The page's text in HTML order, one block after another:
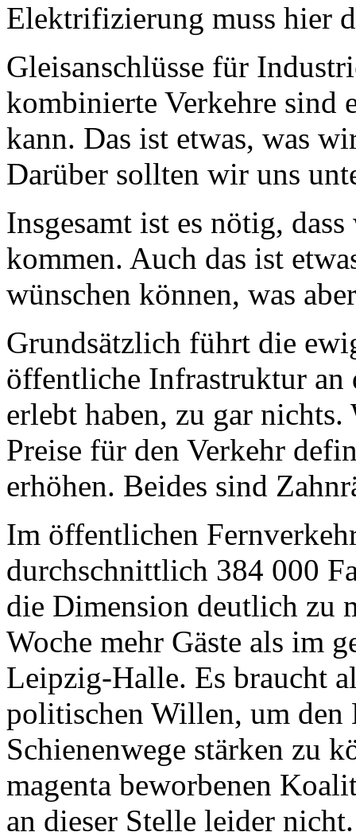
Elektrifizierung muss hier
Gleisanschlüsse für
kombinierte Verkehre sind
kann. Das ist etwas, was
Darüber sollten wir uns
Insgesamt ist es nötig,
kommen. Auch das ist
wünschen können, was
Grundsätzlich führt die
öffentliche Infrastruktur an
erlebt haben, zu gar
Preise für den Verkehr
erhöhen. Beides sind
Im öffentlichen
durchschnittlich 384 000
die Dimension deutlich zu
Woche mehr Gäste als im
Leipzig-Halle. Es braucht
politischen Willen, um den
Schienenwege stärken zu
magenta beworbenen
an dieser Stelle leider nicht.